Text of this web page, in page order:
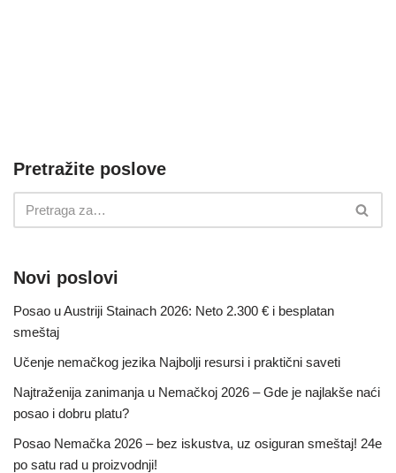
Pretražite poslove
Novi poslovi
Posao u Austriji Stainach 2026: Neto 2.300 € i besplatan
smeštaj
Učenje nemačkog jezika Najbolji resursi i praktični saveti
Najtraženija zanimanja u Nemačkoj 2026 – Gde je najlakše naći
posao i dobru platu?
Posao Nemačka 2026 – bez iskustva, uz osiguran smeštaj! 24e
po satu rad u proizvodnji!